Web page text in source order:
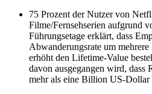
75 Prozent der Nutzer von
Filme/Fernsehserien aufgrund
Führungsetage erklärt, dass
Abwanderungsrate um
erhöht den Lifetime-Value
davon ausgegangen wird, dass
mehr als eine Billion US-Dollar